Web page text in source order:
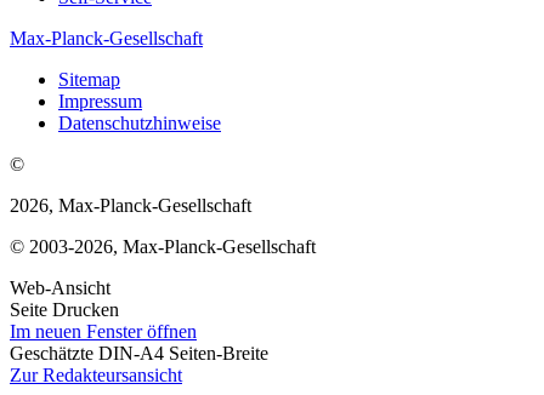
Max-Planck-Gesellschaft
Sitemap
Impressum
Datenschutzhinweise
©
2026, Max-Planck-Gesellschaft
© 2003-2026, Max-Planck-Gesellschaft
Web-Ansicht
Seite Drucken
Im neuen Fenster öffnen
Geschätzte DIN-A4 Seiten-Breite
Zur Redakteursansicht